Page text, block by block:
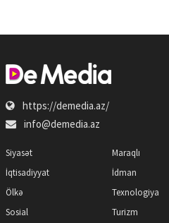
https://demedia.az/
info@demedia.az
Siyasət
İqtisadiyyat
Ölkə
Sosial
Maraqlı
İdman
Texnologiya
Turizm